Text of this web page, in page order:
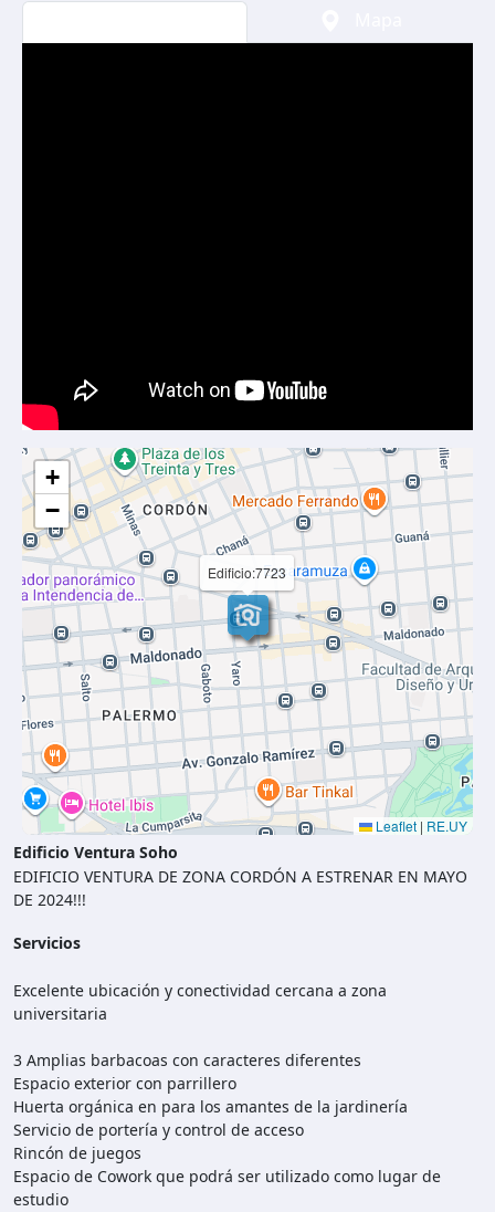
Edificio:7723
+
−
Leaflet | RE.UY
Edificio Ventura Soho
EDIFICIO VENTURA DE ZONA CORDÓN A ESTRENAR EN MAYO
DE 2024!!!
Servicios
Excelente ubicación y conectividad cercana a zona
universitaria
3 Amplias barbacoas con caracteres diferentes
Espacio exterior con parrillero
Huerta orgánica en para los amantes de la jardinería
Servicio de portería y control de acceso
Rincón de juegos
Espacio de Cowork que podrá ser utilizado como lugar de
estudio